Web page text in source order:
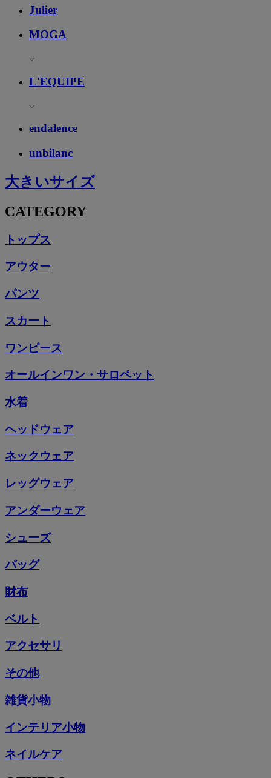
Julier
MOGA
L'EQUIPE
endalence
unbilanc
大きいサイズ
CATEGORY
トップス
アウター
パンツ
スカート
ワンピース
オールインワン・サロペット
水着
ヘッドウェア
ネックウェア
レッグウェア
アンダーウェア
シューズ
バッグ
財布
ベルト
アクセサリ
その他
雑貨小物
インテリア小物
ネイルケア